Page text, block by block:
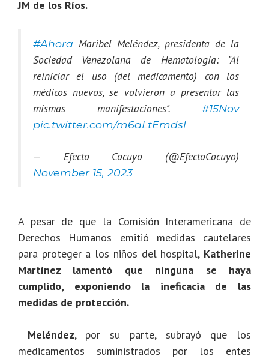
JM de los Ríos.
#Ahora Maribel Meléndez, presidenta de la
Sociedad Venezolana de Hematología: "Al
reiniciar el uso (del medicamento) con los
médicos nuevos, se volvieron a presentar las
mismas manifestaciones". #15Nov
pic.twitter.com/m6aLtEmdsl
— Efecto Cocuyo (@EfectoCocuyo)
November 15, 2023
A pesar de que la Comisión Interamericana de
Derechos Humanos emitió medidas cautelares
para proteger a los niños del hospital, Katherine
Martínez lamentó que ninguna se haya
cumplido, exponiendo la ineficacia de las
medidas de protección.
Meléndez, por su parte, subrayó que los
medicamentos suministrados por los entes